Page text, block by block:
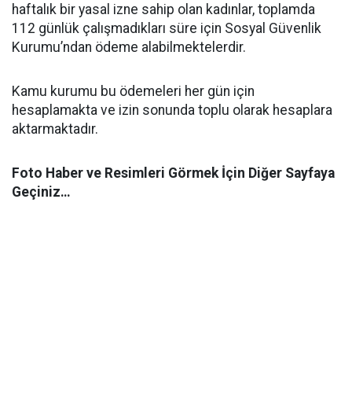
haftalık bir yasal izne sahip olan kadınlar, toplamda
112 günlük çalışmadıkları süre için Sosyal Güvenlik
Kurumu’ndan ödeme alabilmektelerdir.
Kamu kurumu bu ödemeleri her gün için
hesaplamakta ve izin sonunda toplu olarak hesaplara
aktarmaktadır.
Foto Haber ve Resimleri Görmek İçin Diğer Sayfaya
Geçiniz…